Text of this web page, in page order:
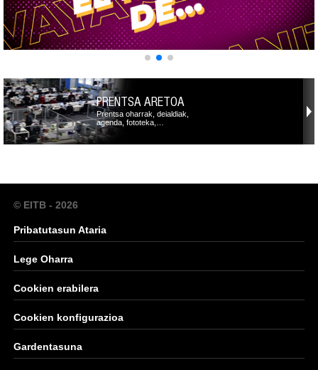
PRENTSA ARETOA
Prentsa oharrak, deialdiak,
agenda, fototeka,…
© EITB - 2026
Pribatutasun Ataria
Lege Oharra
Cookien erabilera
Cookien konfigurazioa
Gardentasuna